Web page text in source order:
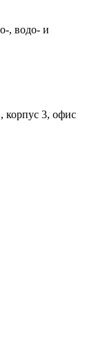
, водо- и
корпус 3, офис